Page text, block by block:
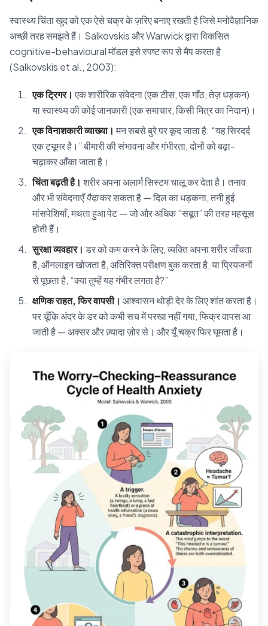
स्वास्थ्य चिंता खुद को एक ऐसे चक्र के ज़रिए बनाए रखती है जिसे मनोवैज्ञानिक
अच्छी तरह समझते हैं। Salkovskis और Warwick द्वारा विकसित
cognitive-behavioural मॉडल इसे स्पष्ट रूप से मैप करता है
(Salkovskis et al., 2003):
एक ट्रिगर। एक शारीरिक संवेदना (एक टीस, एक गाँठ, तेज़ धड़कन)
या स्वास्थ्य की कोई जानकारी (एक समाचार, किसी मित्र का निदान)।
एक विनाशकारी व्याख्या। मन सबसे बुरे पर कूद जाता है: “यह सिरदर्द
एक ट्यूमर है।” बीमारी की संभावना और गंभीरता, दोनों को बढ़ा-
चढ़ाकर आँका जाता है।
चिंता बढ़ती है। शरीर अपना अलार्म सिस्टम चालू कर देता है। तनाव
और भी संवेदनाएँपैदाकर सकता है — दिल का धड़कना, तनी हुई
मांसपेशियाँ, मथता हुआ पेट — जो और अधिक “सबूत” की तरह महसूस
होती हैं।
सुरक्षा व्यवहार। डर को कम करने के लिए, व्यक्ति अपना शरीर जाँचता
है, ऑनलाइन खोजता है, अतिरिक्त परीक्षण बुक करता है, या प्रियजनों
से पूछता है, “क्या तुम्हें यह गंभीर लगता है?”
क्षणिक राहत, फिर वापसी। आश्वासन थोड़ी देर के लिए शांत करता है।
पर चूँकि अंदर के डर को कभी सच में परखा नहीं गया, फिक्र वापस आ
जाती है — अक्सर और ज़्यादा ज़ोर से। और यूँ चक्र फिर घूमता है।